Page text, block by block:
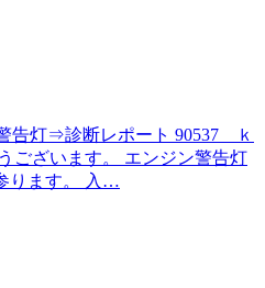
灯⇒診断レポート 90537 ｋ
ございます。 エンジン警告灯
ります。 入…